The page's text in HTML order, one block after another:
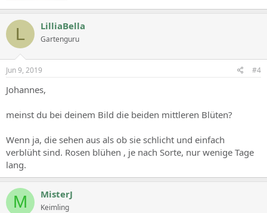
L LilliaBella
Gartenguru
Jun 9, 2019 #4
Johannes,
meinst du bei deinem Bild die beiden mittleren Blüten?
Wenn ja, die sehen aus als ob sie schlicht und einfach
verblüht sind. Rosen blühen , je nach Sorte, nur wenige Tage
lang.
M MisterJ
Keimling